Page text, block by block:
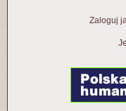
Zaloguj